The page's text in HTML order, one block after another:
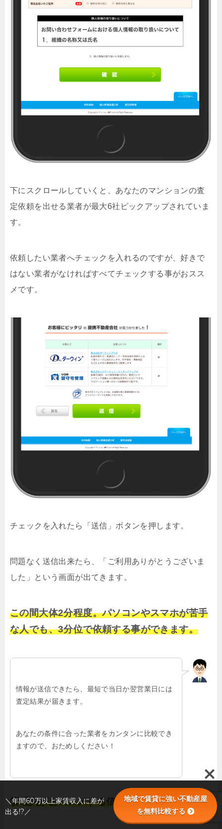
下にスクロールしていくと、あなたのマンションの査
定依頼を出せる業者が最大6社ピックアップされていま
す。
依頼したい業者へチェックを入れるのですが、好きで
はない業者がなければすべてチェックする事がおスス
メです。
チェックを入れたら「送信」ボタンを押します。
問題なく送信出来たら、「ご利用ありがとうございま
した」という画面が出てきます。
この間大体2分程度。パソコンやスマホが苦手
な人でも、3分位で依頼する事ができます。
情報が送信できたら、最短で当日か翌営業日には
査定結果が届きます。
あなたの条件に合った業者をカンタンに比較でき
ますので、おためしください！
管理人がおススメする信頼できる業者を探せる
＼年間60万以上家賃収入に差が
出る!?／
地域で賃貸に強い不動産屋
を無料比較する